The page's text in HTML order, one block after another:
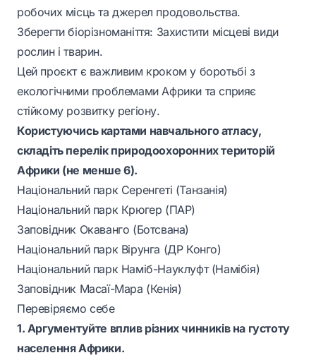
робочих місць та джерел продовольства.
Зберегти біорізноманіття: Захистити місцеві види
рослин і тварин.
Цей проєкт є важливим кроком у боротьбі з
екологічними проблемами Африки та сприяє
стійкому розвитку регіону.
Користуючись картами навчального атласу,
складіть перелік природоохоронних територій
Африки (не менше 6).
Національний парк Серенгеті (Танзанія)
Національний парк Крюгер (ПАР)
Заповідник Окаванго (Ботсвана)
Національний парк Вірунга (ДР Конго)
Національний парк Наміб-Науклуфт (Намібія)
Заповідник Масаї-Мара (Кенія)
Перевіряємо себе
1. Аргументуйте вплив різних чинників на густоту
населення Африки.